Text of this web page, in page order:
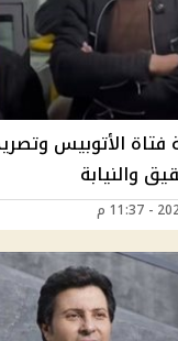
الأتوبيس
والنيابة